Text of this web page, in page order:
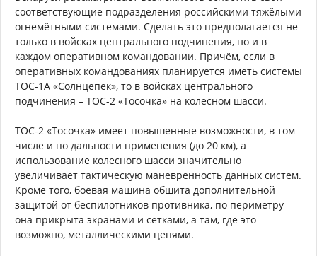
соответствующие подразделения российскими тяжёлыми
огнемётными системами. Сделать это предполагается не
только в войсках центрального подчинения, но и в
каждом оперативном командовании. Причём, если в
оперативных командованиях планируется иметь системы
ТОС-1А «Солнцепек», то в войсках центрального
подчинения – ТОС-2 «Тосочка» на колесном шасси.
ТОС-2 «Тосочка» имеет повышенные возможности, в том
числе и по дальности применения (до 20 км), а
использование колесного шасси значительно
увеличивает тактическую маневренность данных систем.
Кроме того, боевая машина обшита дополнительной
защитой от беспилотников противника, по периметру
она прикрыта экранами и сетками, а там, где это
возможно, металлическими цепями.